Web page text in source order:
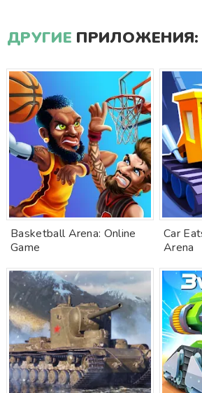
ДРУГИЕ ПРИЛОЖЕНИЯ:
Basketball Arena: Online
Game
Car
Arena